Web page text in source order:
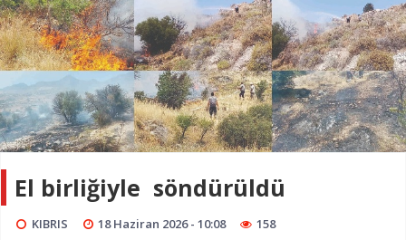
El birliğiyle söndürüldü
KIBRIS 18 Haziran 2026 - 10:08 158